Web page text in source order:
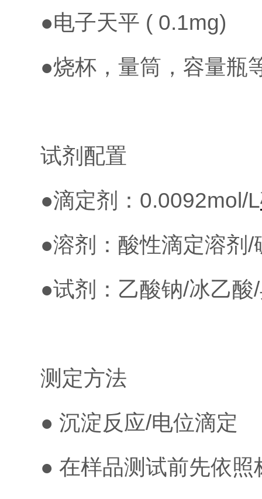
●电子天平 ( 0.1mg)
●烧杯，量筒，容量瓶
试剂配置
●滴定剂：0.0092mol/L
●溶剂：酸性滴定溶剂/
●试剂：乙酸钠/冰乙
测定方法
● 沉淀反应/电位滴定
● 在样品测试前先依